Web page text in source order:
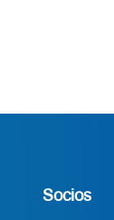
Socios